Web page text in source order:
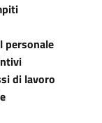
personale
di lavoro